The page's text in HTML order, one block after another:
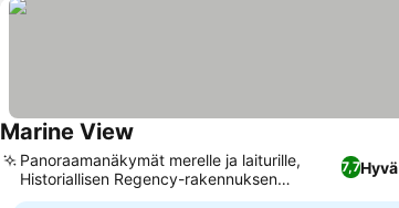
Marine View
7,7Hyvä
Panoraamanäkymät merelle ja laiturille,
Historiallisen Regency-rakennuksen
viehätys